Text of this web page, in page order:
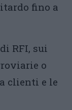
fino a
RFI, sui
o
clienti e le